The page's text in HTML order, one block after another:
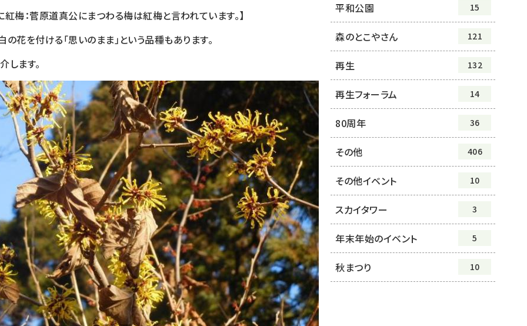
紅梅：菅原道真公にまつわる梅は紅梅と言われています。】
花を付ける「思いのまま」という品種もあります。
ます。
平和公園 15
森のとこやさん 121
再生 132
再生フォーラム 14
80周年 36
その他 406
その他イベント 10
スカイタワー 3
年末年始のイベント 5
秋まつり 10